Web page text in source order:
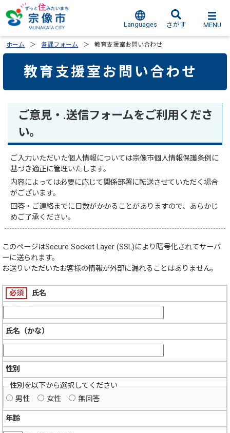
Languages さがす MENU
ホーム 各課フォーム 教育支援室お問い合わせ
教育支援室お問い合わせ
ご意見・.送信フォームをご利用くださ
い。
ご入力いただいた個人情報については宗像市個人情報保護条例に
基づき適正に管理いたします。
内容によっては必要に応じて関係部署に転送させていただく場合
がございます。
回答・ご連絡までに日数がかかることがありますので、あらかじ
めご了承ください。
このページはSecure Socket Layer (SSL)により暗号化されてサーバ
ーに送られます。
お送りいただいたお客様の情報が外部に漏れることはありません。
必須 氏名
氏名（かな）
性別
性別を以下から選択してください
男性
女性 無回答
年齢